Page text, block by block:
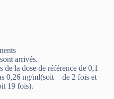
arrivés.
de la dose de référence de 0,1
0,26 ng/ml(soit + de 2 fois et
19 fois).